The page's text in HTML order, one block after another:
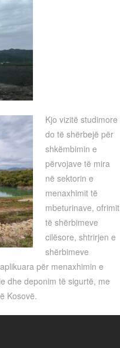
Kjo vizitë studimore
do të shërbejë për
shkëmbimin e
përvojave të mira
në sektorin e
menaxhimit të
mbeturinave, ofrimit
të shërbimeve
cilësore, shtrirjen e
shërbimeve
për menaxhimin e
dhe deponim të sigurtë, me
Kosovë.